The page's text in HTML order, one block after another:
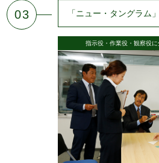
03 「ニュー・タングラム
指示役・作業役・観察役